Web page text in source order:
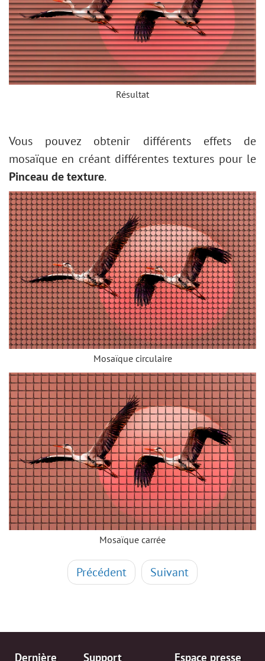
Résultat
Vous pouvez obtenir différents effets de
mosaïque en créant différentes textures pour le
Pinceau de texture.
Mosaïque circulaire
Mosaïque carrée
Précédent Suivant
Dernière Support Espace presse